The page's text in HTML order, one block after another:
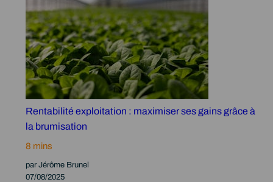
Rentabilité exploitation : maximiser ses gains grâce à
la brumisation
par Jérôme Brunel
07/08/2025